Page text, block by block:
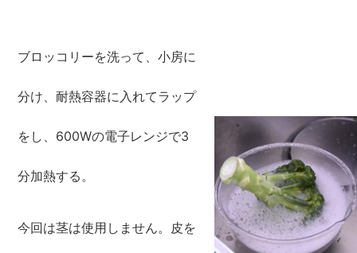
ブロッコリーを洗って、小房に
分け、耐熱容器に入れてラップ
をし、600Wの電子レンジで3
分加熱する。
今回は茎は使用しません。皮を